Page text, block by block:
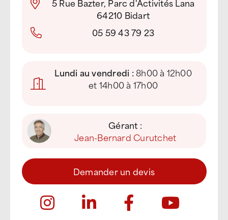
64210 Bidart
05 59 43 79 23
Lundi au vendredi :8h00 à 12h00
et 14h00 à 17h00
Gérant :
Jean-Bernard Curutchet
Demander un devis